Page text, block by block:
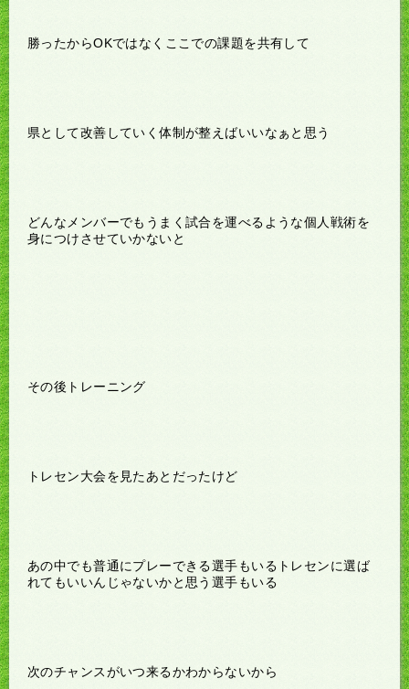
勝ったからOKではなくここでの課題を共有して
県として改善していく体制が整えばいいなぁと思う
どんなメンバーでもうまく試合を運べるような個人戦術を
身につけさせていかないと
その後トレーニング
トレセン大会を見たあとだったけど
あの中でも普通にプレーできる選手もいるトレセンに選ば
れてもいいんじゃないかと思う選手もいる
次のチャンスがいつ来るかわからないから